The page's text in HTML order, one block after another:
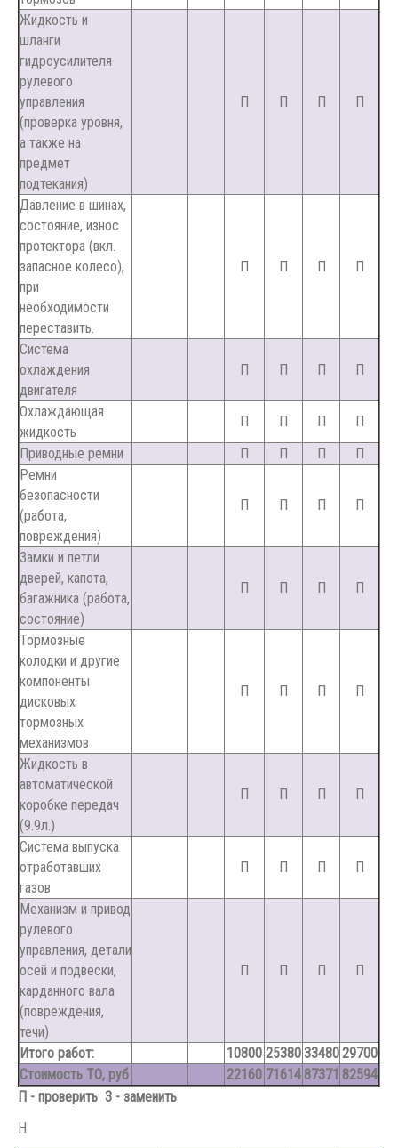
Жидкость и
шланги
гидроусилителя
рулевого
управления
(проверка уровня,
а также на
предмет
подтекания)
П П П П
Давление в шинах,
состояние, износ
протектора (вкл.
запасное колесо),
при
необходимости
переставить.
П П П П
Система
охлаждения
двигателя
П П П П
Охлаждающая
жидкость
П П П
П
Приводные ремни
П П П
П
Ремни
безопасности
(работа,
повреждения)
П П П П
Замки и петли
дверей, капота,
багажника (работа,
состояние)
П П П П
Тормозные
колодки и другие
компоненты
дисковых
тормозных
механизмов
П П П П
Жидкость в
автоматической
коробке передач
(9.9л.)
П П П П
Система выпуска
отработавших
газов
П П П П
Механизм и привод
рулевого
управления, детали
осей и подвески,
карданного вала
(повреждения,
течи)
П П П П
Итого работ: 10800 253803348029700
Стоимость ТО, руб
22160 71614 87371 82594
П - проверить З - заменить
Н